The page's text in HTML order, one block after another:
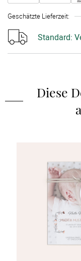
Geschätzte Lieferzeit:
Standard:
Diese